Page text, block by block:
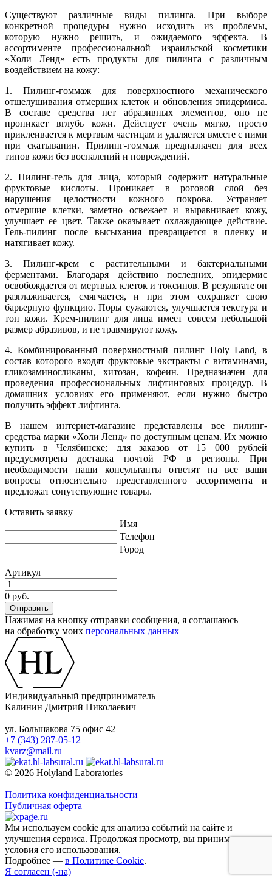
Существуют различные виды пилинга. При выборе
конкретной процедуры нужно исходить из проблемы,
которую нужно решить, и ожидаемого эффекта. В
ассортименте профессиональной израильской косметики
«Холи Ленд» есть продукты для пилинга с различным
воздействием на кожу:
1. Пилинг-гоммаж для поверхностного механического
отшелушивания отмерших клеток и обновления эпидермиса.
В составе средства нет абразивных элементов, оно не
проникает вглубь кожи. Действует очень мягко, просто
приклеивается к мертвым частицам и удаляется вместе с ними
при скатывании. Прилинг-гоммаж предназначен для всех
типов кожи без воспалений и повреждений.
2. Пилинг-гель для лица, который содержит натуральные
фруктовые кислоты. Проникает в роговой слой без
нарушения целостности кожного покрова. Устраняет
отмершие клетки, заметно освежает и выравнивает кожу,
улучшает ее цвет. Также оказывает охлаждающее действие.
Гель-пилинг после высыхания превращается в пленку и
натягивает кожу.
3. Пилинг-крем с растительными и бактериальными
ферментами. Благодаря действию последних, эпидермис
освобождается от мертвых клеток и токсинов. В результате он
разглаживается, смягчается, и при этом сохраняет свою
барьерную функцию. Поры сужаются, улучшается текстура и
тон кожи. Крем-пилинг для лица имеет совсем небольшой
размер абразивов, и не травмируют кожу.
4. Комбинированный поверхностный пилинг Holy Land, в
состав которого входят фруктовые экстракты с витаминами,
гликозаминогликаны, хитозан, кофеин. Предназначен для
проведения профессиональных лифтинговых процедур. В
домашних условиях его применяют, если нужно быстро
получить эффект лифтинга.
В нашем интернет-магазине представлены все пилинг-
средства марки «Холи Ленд» по доступным ценам. Их можно
купить в Челябинске; для заказов от 15 000 рублей
предусмотрена доставка почтой РФ в регионы. При
необходимости наши консультанты ответят на все ваши
вопросы относительно представленного ассортимента и
предложат сопутствующие товары.
Оставить заявку
Имя
Телефон
Город
Артикул
0 руб.
Нажимая на кнопку отправки сообщения, я соглашаюсь
на обработку моих персональных данных
Индивидуальный предприниматель
Калинин Дмитрий Николаевич
ул. Большакова 75 офис 42
+7 (343) 287-05-12
kvarz@mail.ru
© 2026 Holyland Laboratories
Политика конфиденциальности
Публичная оферта
Мы используем cookie для анализа событий на сайте и
улучшения сервиса. Продолжая просмотр, вы принимаете
условия его использования.
Подробнее — в Политике Cookie.
Я согласен (-на)